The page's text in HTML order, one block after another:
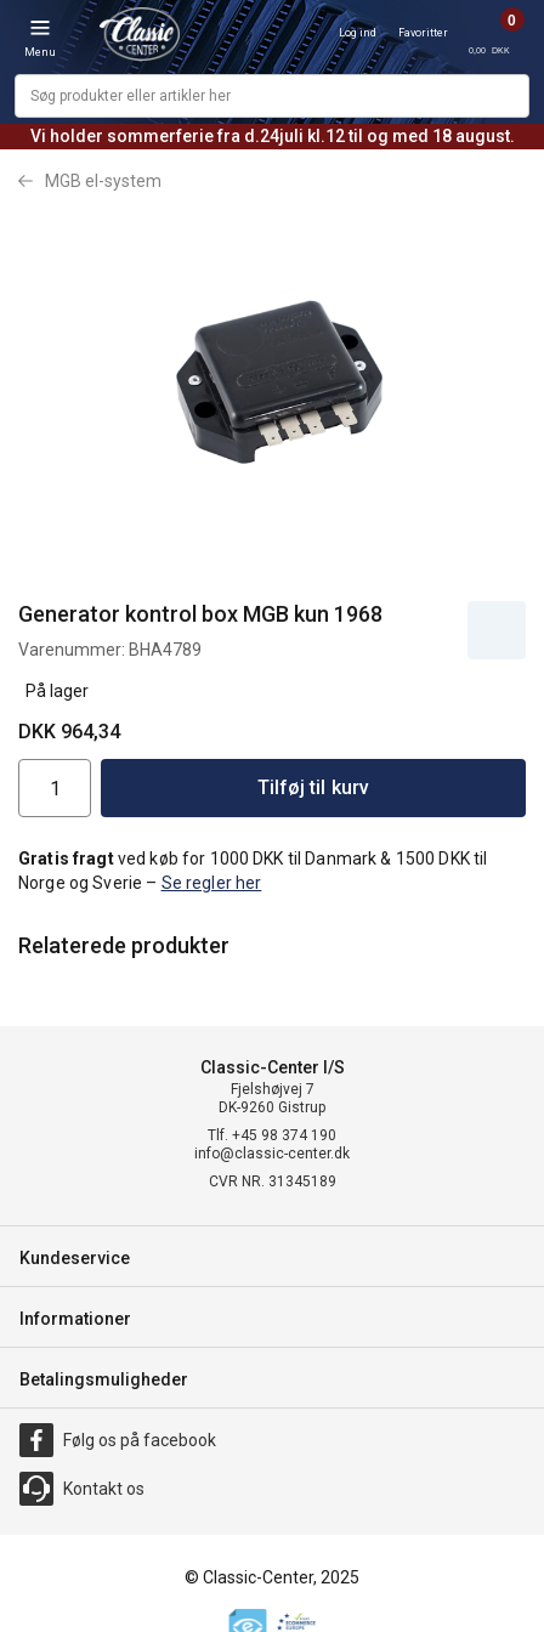
Vi holder sommerferie fra d.24juli kl.12 til og med 18 august.
Menu
Log ind Favoritter
0
0,00 DKK
MGB el-system
Generator kontrol box MGB kun 1968
Varenummer: BHA4789
På lager
DKK 964,34
Tilføj til kurv
Gratis fragtved køb for 1000 DKK til Danmark & 1500 DKK til
Norge og Sverie – Se regler her
Relaterede produkter
Classic-Center I/S
Fjelshøjvej 7
DK-9260 Gistrup
Tlf. +45 98 374 190
info@classic-center.dk
CVR NR. 31345189
Kundeservice
Informationer
Betalingsmuligheder
Følg os på facebook
Kontakt os
© Classic-Center, 2025